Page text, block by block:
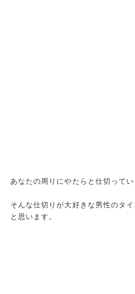
あなたの周りにやたらと仕切って
そんな仕切りが大好きな男性のタ
と思います。